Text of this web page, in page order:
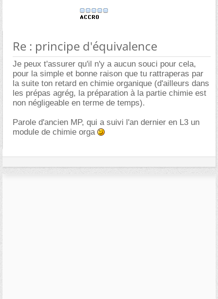
Re : principe d'équivalence
Je peux t'assurer qu'il n'y a aucun souci pour cela,
pour la simple et bonne raison que tu rattraperas par
la suite ton retard en chimie organique (d'ailleurs dans
les prépas agrég, la préparation à la partie chimie est
non négligeable en terme de temps).
Parole d'ancien MP, qui a suivi l'an dernier en L3 un
module de chimie orga